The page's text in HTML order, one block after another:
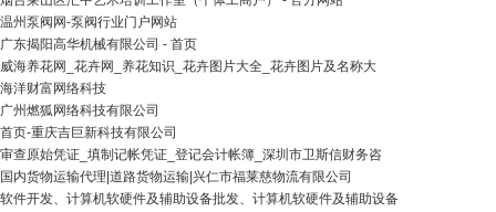
温州泵阀网-泵阀行业门户网站
广东揭阳高华机械有限公司 - 首页
威海养花网_花卉网_养花知识_花卉图片大全_花卉图片及名称大
海洋财富网络科技
广州燃狐网络科技有限公司
首页-重庆吉巨新科技有限公司
审查原始凭证_填制记帐凭证_登记会计帐簿_深圳市卫斯信财务咨
国内货物运输代理|道路货物运输|兴仁市福莱慈物流有限公司
软件开发、计算机软硬件及辅助设备批发、计算机软硬件及辅助设备